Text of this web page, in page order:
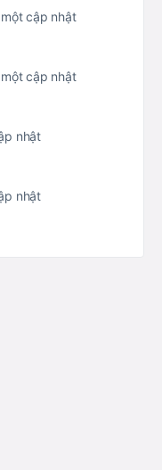
cập nhật
cập nhật
nhật
nhật